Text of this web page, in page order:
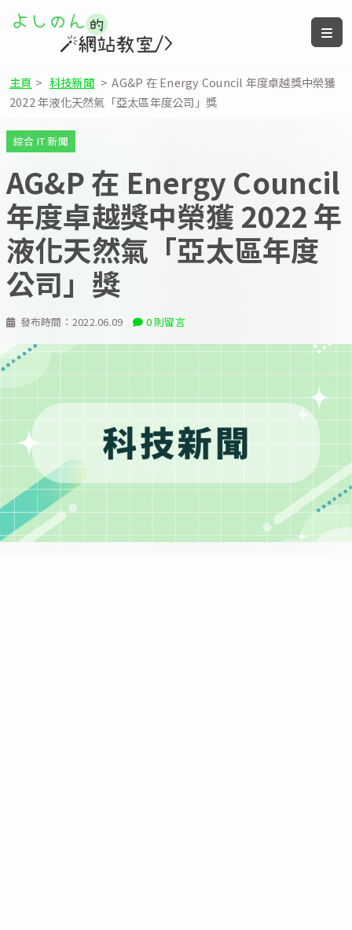
主頁 > 科技新聞 > AG&P 在 Energy Council 年度卓越獎中榮獲
2022 年液化天然氣「亞太區年度公司」獎
發布時間： 2022.06.09 0 則留言
綜合 IT 新聞
AG&P 在 Energy Council
年度卓越獎中榮獲 2022 年
液化天然氣「亞太區年度
公司」獎